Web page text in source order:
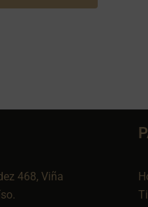
468, Viña